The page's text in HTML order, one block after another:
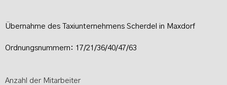
Übernahme des Taxiunternehmens Scherdel in Maxdorf
Ordnungsnummern: 17/21/36/40/47/63
Anzahl der Mitarbeiter